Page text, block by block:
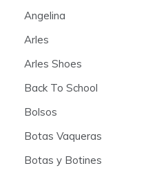
Angelina
Arles
Arles Shoes
Back To School
Bolsos
Botas Vaqueras
Botas y Botines